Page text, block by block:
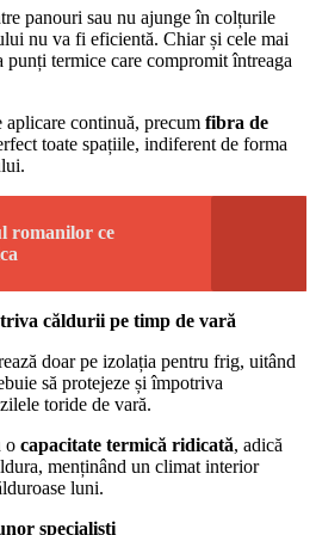
panouri sau nu ajunge în colțurile
nu va fi eficientă. Chiar și cele mai
termice care compromit întreaga
aplicare continuă, precum fibra de
toate spațiile, indiferent de forma
romanilor ce
căldurii pe timp de vară
doar pe izolația pentru frig, uitând
să protejeze și împotriva
toride de vară.
o capacitate termică ridicată, adică
menținând un climat interior
luni.
specialiști